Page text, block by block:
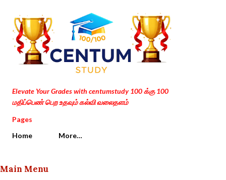
Skip to main content
Elevate Your Grades with centumstudy 100 க்கு 100
மதிப்பெண் பெற உதவும் கல்வி வலைதளம்
Pages
Home
More…
Main Menu